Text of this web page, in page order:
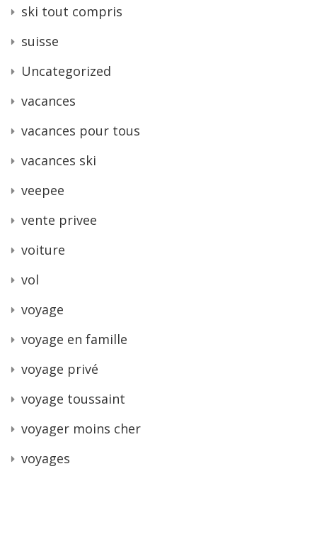
ski tout compris
suisse
Uncategorized
vacances
vacances pour tous
vacances ski
veepee
vente privee
voiture
vol
voyage
voyage en famille
voyage privé
voyage toussaint
voyager moins cher
voyages